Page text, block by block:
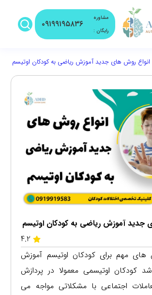
مشاوره
رایگان :
۰۹۱۹۹۱۹۵۸۳۶
انواع روش های جدید آموزش ریاضی به کودکان اوتیسم
جدید آموزش ریاضی به کودکان اوتیسم
4.2
مهم برای کودکان اوتیسم آموزش
کودکان اوتیسمی معمولا در پردازش
اجتماعی با مشکلاتی مواجه می